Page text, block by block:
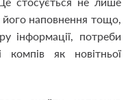
його наповнення тощо,
інформації, потреби
компів як новітньої